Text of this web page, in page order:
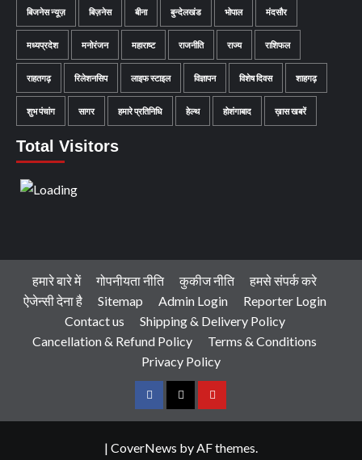
बिजनेस न्यूज़ बिज़नेस बीना बुन्देलखंड भोपाल मंदसौर
मध्यप्रदेश मनोरंजन महाराष्ट राजनीति राज्य राशिफल
राहतगढ़ रिलेशनसिप लाइफ स्टाइल विज्ञापन विशेष दिवस शाहगढ़
शुभ पंचांग सागर हमारे प्रतिनिधि हेल्थ होशंगाबाद ख़ास खबरें
Total Visitors
हमारे बारे में गोपनीयता नीति कुकीज नीति
हमसे संपर्क करे
ऐजेन्सी देना है
Sitemap Admin Login
Reporter Login
Contact us
Shipping & Delivery Policy
Cancellation & Refund Policy
Terms & Conditions
Privacy Policy
FacebookTwitterYoutube
| CoverNews by AF themes.